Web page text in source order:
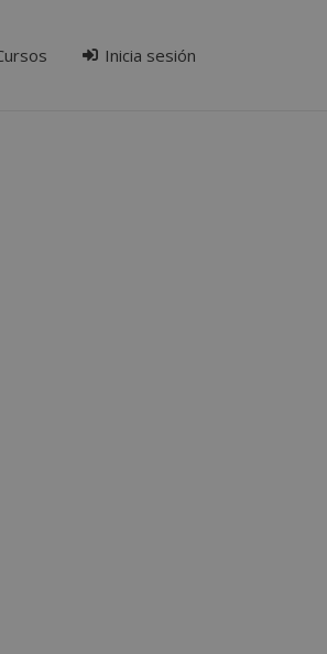
Inicia sesión